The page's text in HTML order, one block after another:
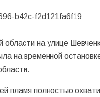
области на улице
на временной
пламя полностью